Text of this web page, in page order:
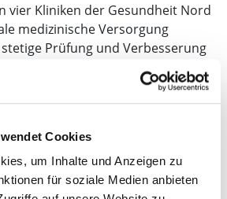
Cookies
um Inhalte und Anzeigen zu
für soziale Medien anbieten
vier Kliniken der Gesundheit Nord
medizinische Versorgung
Prüfung und Verbesserung
Bereichen der Gesundheit Nord
wichtig. Jede Klinik hat
die sich speziell
Qualitätsbeauftragten gibt es
den genannten
und